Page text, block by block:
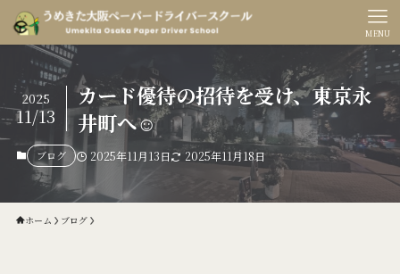
MENU
カード優待の招待を受け、東京永
井町へ☺️
2025
11/13
ブログ 2025年11月13日 2025年11月18日
ホーム ブログ